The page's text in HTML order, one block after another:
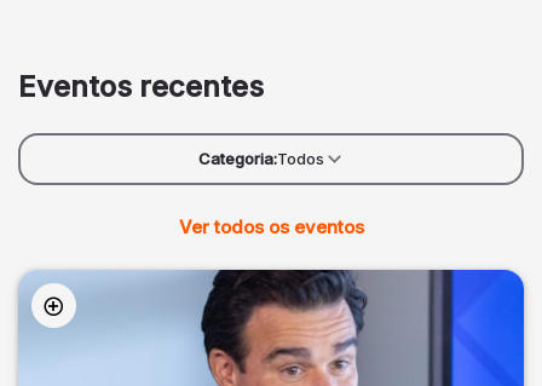
Eventos recentes
Categoria:Todos
Ver todos os eventos